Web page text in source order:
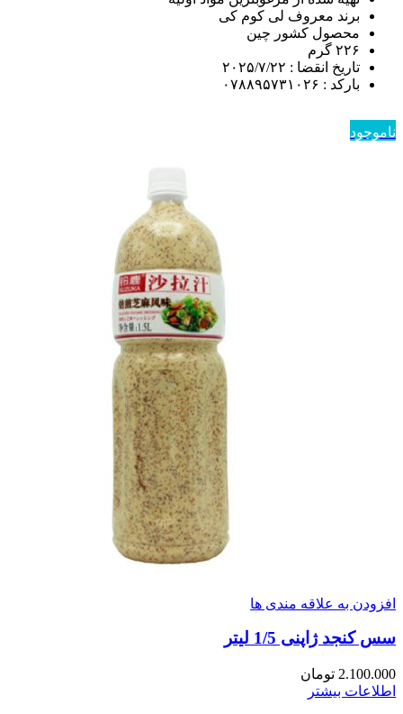
برند معروف لی کوم کی
محصول کشور چین
۲۲۶ گرم
تاریخ انقضا : ۲۰۲۵/۷/۲۲
بارکد : ۰۷۸۸۹۵۷۳۱۰۲۶
ناموجود
افزودن به علاقه مندی ها
سس کنجد ژاپنی 1/5 لیتر
2.100.000 تومان
اطلاعات بیشتر